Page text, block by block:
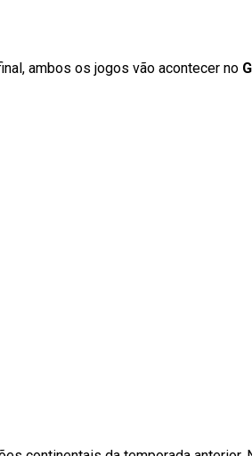
ambos os jogos vão acontecer no